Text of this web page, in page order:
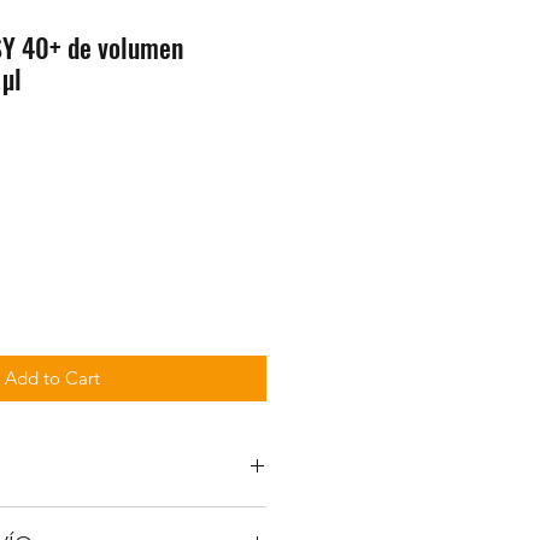
40+ de volumen
Add to Cart